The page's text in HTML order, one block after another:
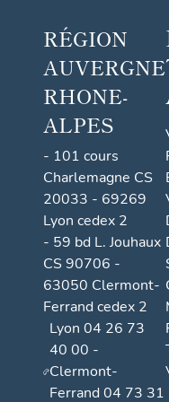
RÉGION
AUVERGNE
RHONE-
ALPES
- 101 cours
Charlemagne CS
20033 - 69269
Lyon cedex 2
- 59 bd L. Jouhaux
CS 90706 -
63050 Clermont-
Ferrand cedex 2
Lyon 04 26 73
40 00 -
Clermont-
Ferrand 04 73 31